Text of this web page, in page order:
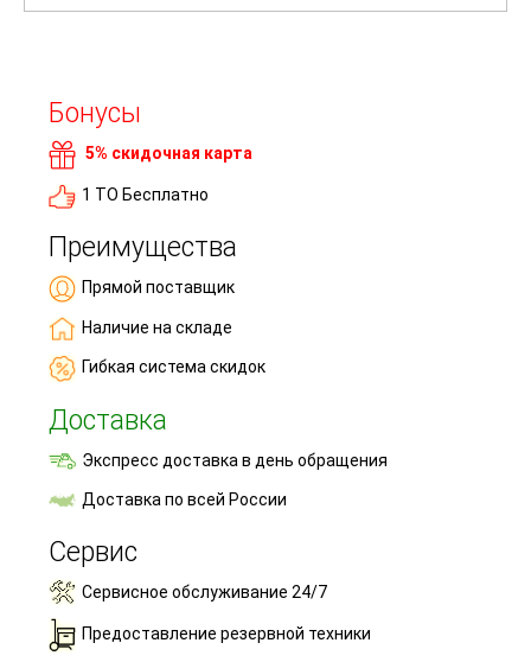
Бонусы
5% скидочная карта
1 ТО Бесплатно
Преимущества
Прямой поставщик
Наличие на складе
Гибкая система скидок
Доставка
Экспресс доставка в день обращения
Доставка по всей России
Сервис
Сервисное обслуживание 24/7
Предоставление резервной техники